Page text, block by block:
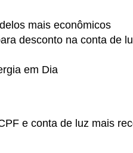
mais econômicos
desconto na conta de
em Dia
e conta de luz mais